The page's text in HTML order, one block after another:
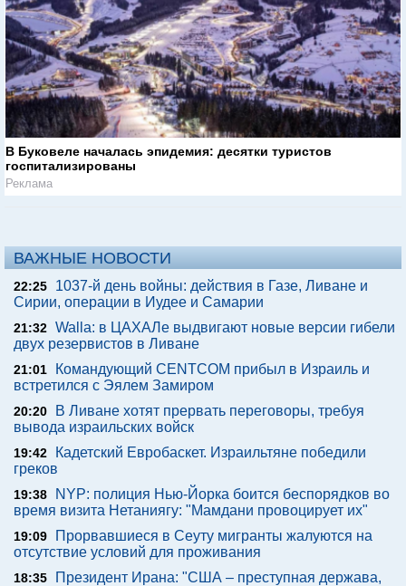
В Буковеле началась эпидемия: десятки туристов
госпитализированы
Реклама
ВАЖНЫЕ НОВОСТИ
22:25
1037-й день войны: действия в Газе, Ливане и
Сирии, операции в Иудее и Самарии
21:32 Walla: в ЦАХАЛе выдвигают новые версии гибели
двух резервистов в Ливане
21:01
Командующий CENTCOM прибыл в Израиль и
встретился с Эялем Замиром
20:20
В Ливане хотят прервать переговоры, требуя
вывода израильских войск
19:42
Кадетский Евробаскет. Израильтяне победили
греков
19:38
NYP: полиция Нью-Йорка боится беспорядков во
время визита Нетаниягу: "Мамдани провоцирует их"
19:09
Прорвавшиеся в Сеуту мигранты жалуются на
отсутствие условий для проживания
18:35 Президент Ирана: "США – преступная держава,